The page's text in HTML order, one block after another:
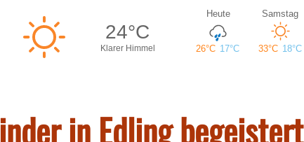
in Edling begeistert